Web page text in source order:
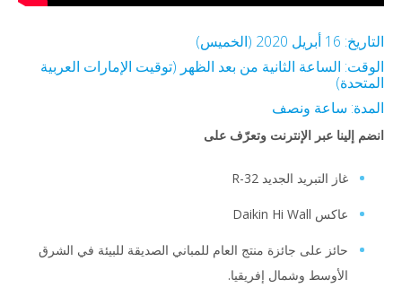
التاريخ: 16 أبريل 2020 (الخميس)
الوقت: الساعة الثانية من بعد الظهر (توقيت الإمارات العربية
المتحدة)
المدة: ساعة ونصف
انضم إلينا عبر الإنترنت وتعرّف على
غاز التبريد الجديد R-32
عاكس Daikin Hi Wall
حائز على جائزة منتج العام للمباني الصديقة للبيئة في الشرق
الأوسط وشمال إفريقيا.